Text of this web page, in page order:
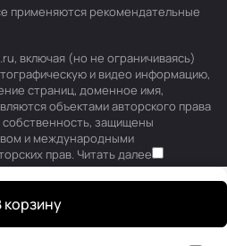
корзину
применяются рекомендательные
включая (но не ограничиваясь)
и видео информацию,
страниц, доменное имя,
объектами авторского права
собственность, защищены
и международными
прав. Читать далее